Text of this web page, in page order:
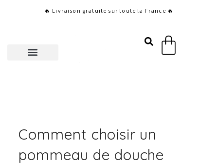
🔥 Livraison gratuite sur toute la France 🔥
Panier
Comment choisir un
pommeau de douche